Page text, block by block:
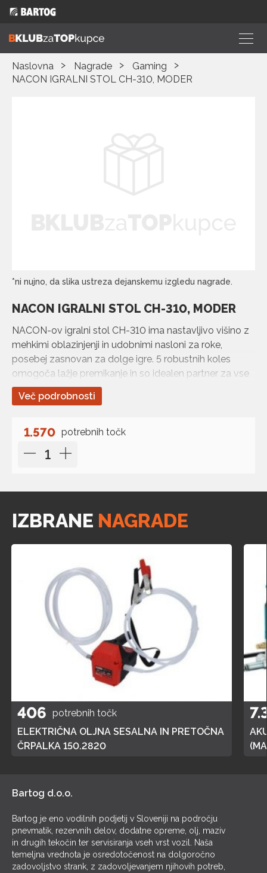
Naslovna Nagrade
Gaming
NACON IGRALNI STOL CH-310, MODER
*ni nujno, da slika ustreza dejanskemu izgledu nagrade.
NACON IGRALNI STOL CH-310, MODER
NACON-ov igralni stol CH-310 ima nastavljivo višino z
mehkimi oblazinjenji in udobnimi nasloni za roke,
posebej zasnovan za dolge igre. 5 robustnih koles
omogoča lažje premikanje in so idealen partner za vse
igralce, ki iščejo udobje in vzdržljivost.
Več podrobnosti
1.570 potrebnih točk
IZBRANE NAGRADE
406 potrebnih točk
ELEKTRIČNA OLJNA SESALNA IN PRETOČNA
ČRPALKA 150.2820
Bartog d.o.o.
Bartog je eno vodilnih podjetij v Sloveniji na področju
pnevmatik, rezervnih delov, dodatne opreme, olj, maziv
in drugih tekočin ter servisiranja vseh vrst vozil. Naša
temeljna vrednota je osredotočenost na dolgoročno
zadovoljstvo strank, z zadovoljevanjem njihovih potreb,